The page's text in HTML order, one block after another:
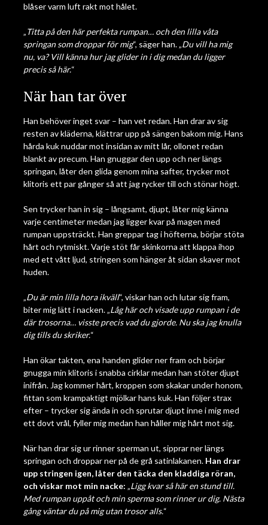
blåser varm luft rakt mot hålet.
„Titta på den här perfekta rumpan… och den lilla våta
springan som droppar för mig“, säger han. „Du vill ha mig
nu, va? Vill känna hur jag glider in i dig medan du ligger
precis så här.“
När han tar över
Han behöver inget svar – han vet redan. Han drar av sig
resten av kläderna, klättrar upp på sängen bakom mig. Hans
hårda kuk nuddar mot insidan av mitt lår, ollonet redan
blankt av precum. Han gnuggar den upp och ner längs
springan, låter den glida genom mina safter, trycker mot
klitoris ett par gånger så att jag rycker till och stönar högt.
Sen trycker han in sig – långsamt, djupt, låter mig känna
varje centimeter medan jag ligger kvar på magen med
rumpan uppsträckt. Han greppar tag i höfterna, börjar stöta
hårt och rytmiskt. Varje stöt får skinkorna att klappa ihop
med ett vått ljud, stringen som hänger åt sidan skaver mot
huden.
„Du är min lilla hora ikväll“, viskar han och lutar sig fram,
biter mig lätt i nacken. „Låg här och visade upp rumpan i de
där trosorna… visste precis vad du gjorde. Nu ska jag knulla
dig tills du skriker.“
Han ökar takten, ena handen glider ner fram och börjar
gnugga min klitoris i snabba cirklar medan han stöter djupt
inifrån. Jag kommer hårt, kroppen som skakar under honom,
fittan som krampaktigt mjölkar hans kuk. Han följer strax
efter – trycker sig ända in och sprutar djupt inne i mig med
ett dovt vrål, fyller mig medan han håller mig hårt mot sig.
När han drar sig ur rinner sperman ut, sipprar ner längs
springan och droppar ner på de grå satinlakanen. Han drar
upp stringen igen, låter den täcka den kladdiga röran,
och viskar mot min nacke: „Ligg kvar så här en stund till.
Med rumpan uppåt och min sperma som rinner ur dig. Nästa
gång väntar du på mig utan trosor alls.“